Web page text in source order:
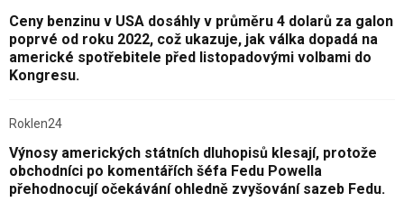
Ceny benzinu v USA dosáhly v průměru 4 dolarů za galon
poprvé od roku 2022, což ukazuje, jak válka dopadá na
americké spotřebitele před listopadovými volbami do
Kongresu.
Roklen24
Výnosy amerických státních dluhopisů klesají, protože
obchodníci po komentářích šéfa Fedu Powella
přehodnocují očekávání ohledně zvyšování sazeb Fedu.